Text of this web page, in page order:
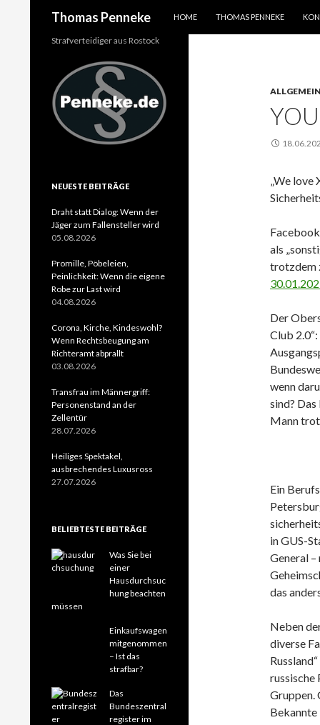
Thomas Penneke
HOME
THOMAS PENNEKE
ALLGEMEIN
„We love
als
trotzdem
Der
Club
wenn
sind?
Mann
Ein
in GUS-
General
das
Neben
diverse
russische
Gruppen.
Bekannte
Strafverteidiger aus Rostock
NEUESTE BEITRÄGE
Draht statt Dialog: Wenn der
Jäger zum Fallensteller wird
05.08.2026
Promille, Pöbeleien,
Peinlichkeit: Wenn die eigene
Robe zur Last wird
04.08.2026
Corona, Kirche, Kindeswohl?
Wenn Rechtsbeugung am
Richteramt abprallt
03.08.2026
Transfrau im Männergriff:
Personenstand an der
Zellentür
28.07.2026
Heiliges Spektakel,
ausbrechendes Luxusross
27.07.2026
BELIEBTESTE BEITRÄGE
Was Sie bei
einer
Hausdurchsuc
hung beachten
müssen
Einkaufswagen
mitgenommen
– Ist das
strafbar?
Das
Bundeszentral
register im